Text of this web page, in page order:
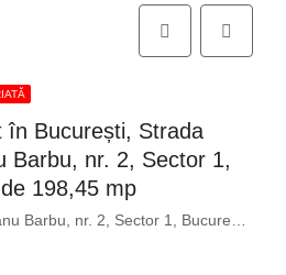
în București, Strada
Barbu, nr. 2, Sector 1,
198,45 mp
nr. 2, Sector 1, București, România